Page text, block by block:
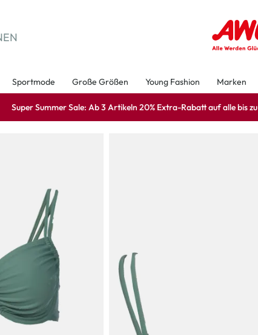
Sportmode Große Größen Young Fashion Marken
Super Summer Sale: Ab 3 Artikeln 20% Extra-Rabatt auf alle bis zu